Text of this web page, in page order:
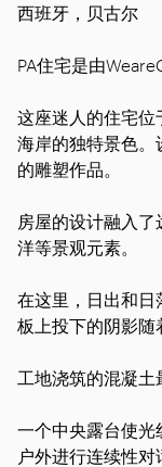
西班牙，贝古尔
PA住宅是由
这座迷人的住宅位
海岸的独特景色。
的雕塑作品。
房屋的设计融入
洋等景观元素。
在这里，日出和日
板上投下的阴影随
工地浇筑的混凝土
一个中央露台使光
户外进行连续性对